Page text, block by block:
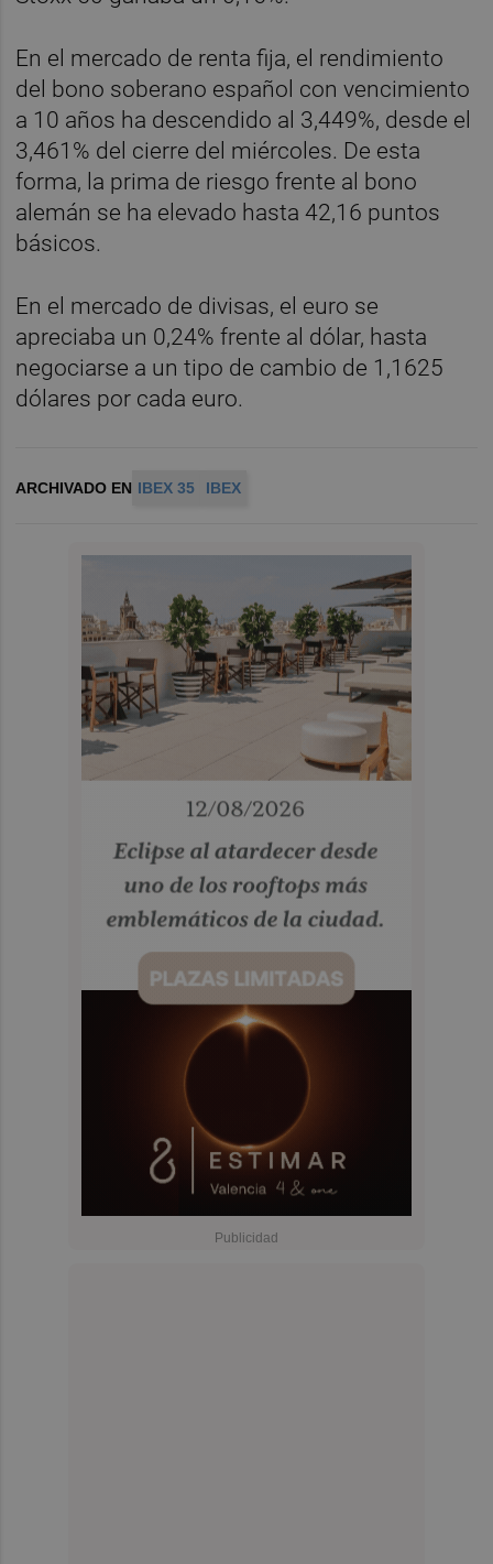
En el mercado de renta fija, el rendimiento
del bono soberano español con vencimiento
a 10 años ha descendido al 3,449%, desde el
3,461% del cierre del miércoles. De esta
forma, la prima de riesgo frente al bono
alemán se ha elevado hasta 42,16 puntos
básicos.
En el mercado de divisas, el euro se
apreciaba un 0,24% frente al dólar, hasta
negociarse a un tipo de cambio de 1,1625
dólares por cada euro.
ARCHIVADO EN IBEX 35 IBEX